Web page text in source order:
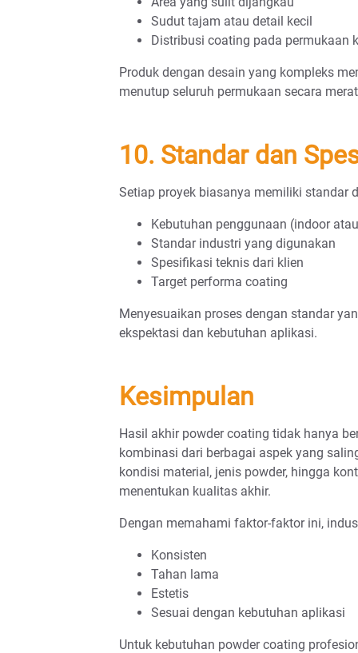
Sudut tajam atau detail kecil
Distribusi coating pada permukaan
Produk dengan desain yang kompleks
menutup seluruh permukaan secara
10. Standar dan
Setiap proyek biasanya memiliki standar
Kebutuhan penggunaan (indoor
Standar industri yang digunakan
Spesifikasi teknis dari klien
Target performa coating
Menyesuaikan proses dengan standar
ekspektasi dan kebutuhan aplikasi.
Kesimpulan
Hasil akhir powder coating tidak hanya
kombinasi dari berbagai aspek yang
kondisi material, jenis powder, hingga
menentukan kualitas akhir.
Dengan memahami faktor-faktor ini,
Konsisten
Tahan lama
Estetis
Sesuai dengan kebutuhan aplikasi
Untuk kebutuhan powder coating